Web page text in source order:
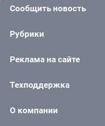
Сообщить новость
Рубрики
Реклама на сайте
Техподдержка
О компании